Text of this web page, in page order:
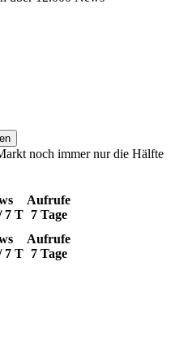
noch immer nur die Hälfte
7 T
Aufrufe
7 Tage
7 T
Aufrufe
7 Tage